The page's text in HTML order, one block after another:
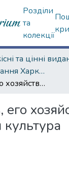
Розділи
та
колекції
4. Рідкісні видання Харкова ХХ ст.
Картофель, его хозяйственное значение и культура